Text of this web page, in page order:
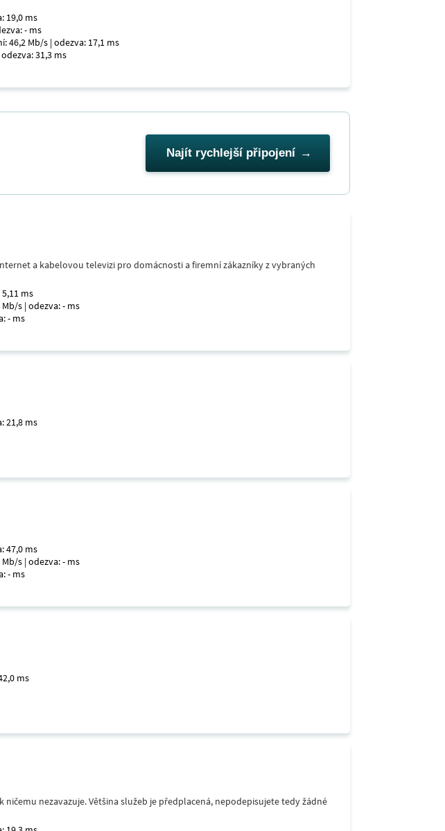
19,0 ms
- ms
46,2 Mb/s | odezva: 17,1 ms
31,3 ms
Najít rychlejší připojení
a kabelovou televizi pro domácnosti a firemní zákazníky z vybraných
ms
s | odezva: - ms
- ms
21,8 ms
47,0 ms
s | odezva: - ms
- ms
ms
nezavazuje. Většina služeb je předplacená, nepodepisujete tedy žádné